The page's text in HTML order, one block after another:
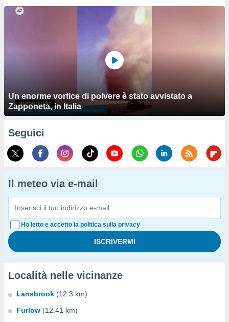
Un enorme vortice di polvere è stato avvistato a
Zapponeta, in Italia
Seguici
Il meteo via e-mail
Ho letto e accetto la politica sulla privacy
Località nelle vicinanze
Lansbrook (12.3 km)
Furlow (12.41 km)